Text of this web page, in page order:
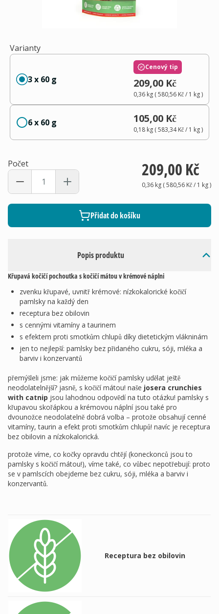
Popis produktu
Křupavá kočičí pochoutka s kočičí mátou v krémové náplni
zvenku křupavé, uvnitř krémové: nízkokalorické kočičí
pamlsky na každý den
receptura bez obilovin
s cennými vitamíny a taurinem
s efektem proti smotkům chlupů díky dietetickým vlákninám
jen to nejlepší: pamlsky bez přidaného cukru, sóji, mléka a
barviv i konzervantů
přemýšleli jsme: jak můžeme kočičí pamlsky udělat ještě
neodolatelnější? jasně, s kočičí mátou! naše josera crunchies
with catnip jsou lahodnou odpovědí na tuto otázku! pamlsky s
křupavou skořápkou a krémovou náplní jsou také pro
dvounožce neodolatelně dobrá volba – protože obsahují cenné
vitamíny, taurin a efekt proti smotkům chlupů! navíc je receptura
bez obilovin a nízkokalorická.
protože víme, co kočky opravdu chtějí (koneckonců jsou to
pamlsky s kočičí mátou!), víme také, co vůbec nepotřebují: proto
se v pamlscích obejdeme bez cukru, sóji, mléka a barviv i
konzervantů.
Receptura bez obilovin
Varianty
3 x 60 g
Cenový tip
209,00 Kč
0,36 kg(580,56 Kč/ 1 kg)
6 x 60 g 105,00 Kč
0,18 kg(583,34 Kč/ 1 kg)
Počet 209,00 Kč
0,36 kg(580,56 Kč/ 1 kg)
Přidat do košíku